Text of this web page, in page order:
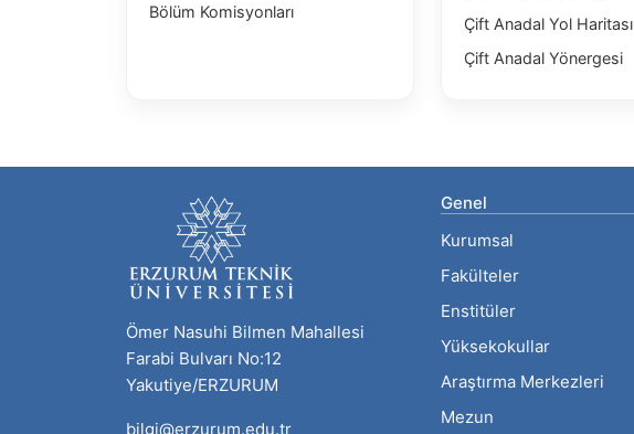
Bölüm Komisyonları
Çift Anadal Yol Haritası
Çift Anadal Yönergesi
Ömer Nasuhi Bilmen Mahallesi
Farabi Bulvarı No:12
Yakutiye/ERZURUM
bilgi@erzurum.edu.tr
Genel
Kurumsal
Fakülteler
Enstitüler
Yüksekokullar
Araştırma Merkezleri
Mezun